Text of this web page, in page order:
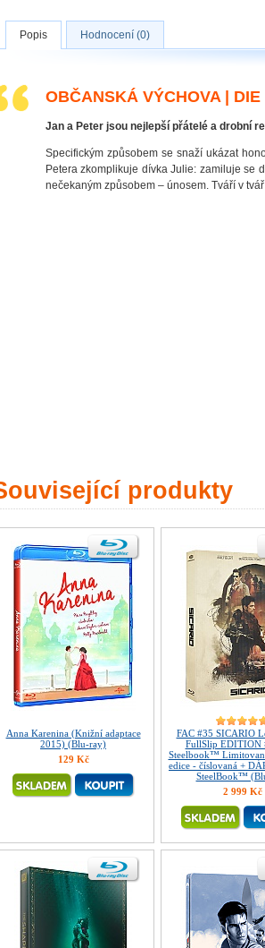
Popis Hodnocení (0)
OBČANSKÁ VÝCHOVA |
Jan a Peter jsou nejlepší přátelé a drobní
Specifickým způsobem se snaží ukázat
Petera zkomplikuje dívka Julie: zamiluje se
nečekaným způsobem – únosem. Tváří v
produkty
Anna Karenina (Knižní adaptace
2015) (Blu-ray)
129 Kč
FAC #35 SICARIO
FullSlip EDITION
Steelbook™
edice - číslovaná +
SteelBook™
2 999 Kč